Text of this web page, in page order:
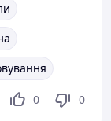
0 0